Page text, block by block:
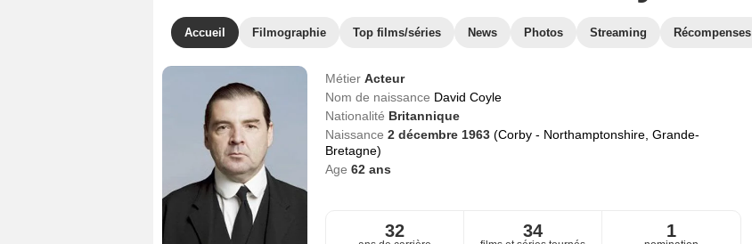
Accueil Filmographie Top films/séries News Photos Streaming Récompenses
Métier Acteur
Nom de naissance David Coyle
Nationalité Britannique
Naissance 2 décembre 1963 (Corby - Northamptonshire, Grande-
Bretagne)
Age 62ans
32 34 1